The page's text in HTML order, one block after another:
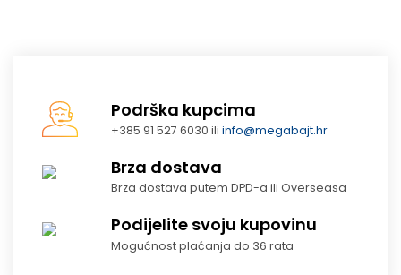
Podrška kupcima
+385 91 527 6030 iliinfo@megabajt.hr
Brza dostava
Brza dostava putem DPD-a ili Overseasa
Podijelite svoju kupovinu
Mogućnost plaćanja do 36 rata